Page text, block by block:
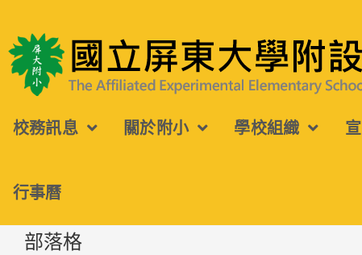
轉
至
要
容
國立屏東大學附設實驗國民小學
校務訊息 關於附小 學校組織
行事曆
部落格